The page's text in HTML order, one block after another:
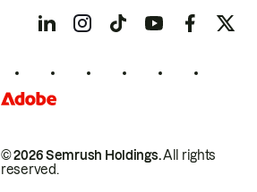
© 2026 Semrush Holdings.All rights
reserved.